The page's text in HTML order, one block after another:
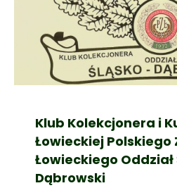
Klub Kolekcjonera i
Łowieckiej Polskiego
Łowieckiego
Dąbrowski